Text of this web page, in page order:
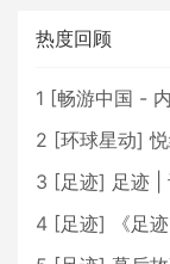
热度回顾
1 [畅游中国 -
2 [环球星动]
3 [足迹] 足迹 |
4 [足迹]
《足